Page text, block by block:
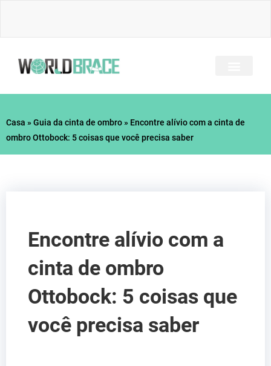
Casa »Guia da cinta de ombro » Encontre alívio com a cinta de
ombro Ottobock: 5 coisas que você precisa saber
Encontre alívio com a
cinta de ombro
Ottobock: 5 coisas que
você precisa saber